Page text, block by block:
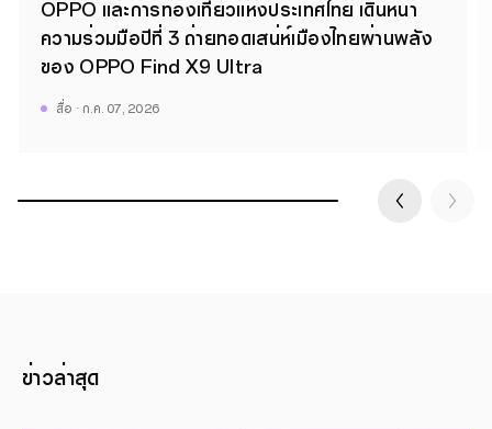
OPPO และการท่องเที่ยวแห่งประเทศไทย เดินหน้า
ความร่วมมือปีที่ 3 ถ่ายทอดเสน่ห์เมืองไทยผ่านพลัง
ของ OPPO Find X9 Ultra
สื่อ · ก.ค. 07, 2026
ข่าวล่าสุด